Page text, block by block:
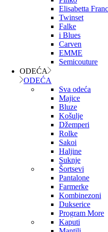
Elisabetta
Twinset
Falke
i Blues
Carven
EMME
Semicouture
ODEĆA
ODEĆA
Sva odeća
Majice
Bluze
Košulje
Džemperi
Rolke
Sakoi
Haljine
Suknje
Šortsevi
Pantalone
Farmerke
Kombinezoni
Dukserice
Program More
Kaputi